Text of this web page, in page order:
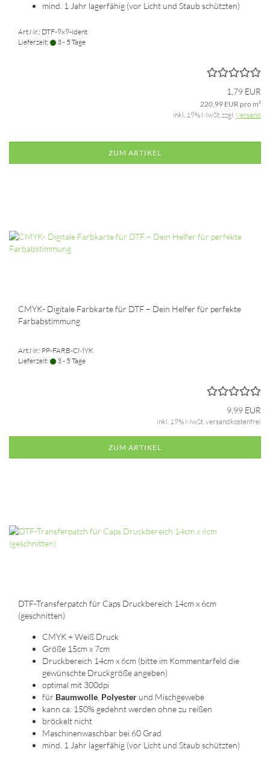
mind. 1 Jahr lagerfähig (vor Licht und Staub schützten)
Art.Nr.: DTF-9x9-ident
Lieferzeit:
3 - 5 Tage
1,79 EUR
220,99 EUR pro m²
inkl. 19% MwSt. zzgl.Versand
ZUM ARTIKEL
CMYK- Digitale Farbkarte für DTF – Dein Helfer für perfekte
Farbabstimmung
Art.Nr.: PP-FARB-CMYK
Lieferzeit:
3 - 5 Tage
9,99 EUR
inkl. 19% MwSt. versandkostenfrei
ZUM ARTIKEL
DTF-Transferpatch für Caps Druckbereich 14cm x 6cm
(geschnitten)
CMYK + Weiß Druck
Größe 15cm x 7cm
Druckbereich 14cm x 6cm (bitte im Kommentarfeld die
gewünschte Druckgröße angeben)
optimal mit 300dpi
für Baumwolle Polyester und Mischgewebe
kann ca. 150% gedehnt werden ohne zu reißen
bröckelt nicht
Maschinenwaschbar bei 60 Grad
mind. 1 Jahr lagerfähig (vor Licht und Staub schützten)